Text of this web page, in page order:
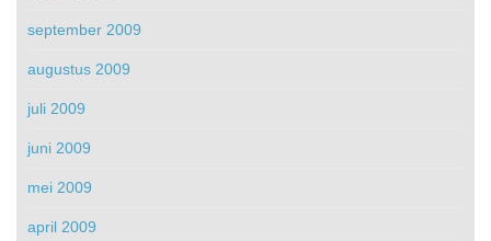
september 2009
augustus 2009
juli 2009
juni 2009
mei 2009
april 2009